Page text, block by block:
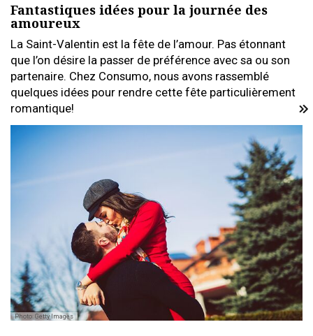
Fantastiques idées pour la journée des
amoureux
La Saint-Valentin est la fête de l’amour. Pas étonnant
que l’on désire la passer de préférence avec sa ou son
partenaire. Chez Consumo, nous avons rassemblé
quelques idées pour rendre cette fête particulièrement
romantique!
Photo: Getty Images